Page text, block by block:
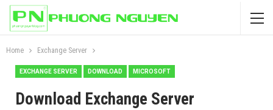
Home Exchange Server
EXCHANGE SERVER DOWNLOAD MICROSOFT
Download Exchange Server